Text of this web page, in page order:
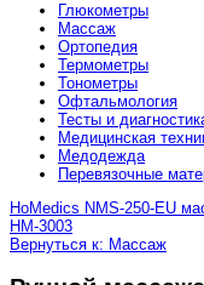
Глюкометры
Массаж
Ортопедия
Термометры
Тонометры
Офтальмология
Тесты и
Медицинская
Медодежда
Перевязочные
HoMedics NMS-250-EU
HM-3003
Вернуться к: Массаж